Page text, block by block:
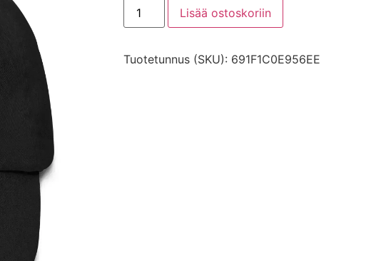
Lisää ostoskoriin
Tuotetunnus (SKU): 691F1C0E956EE